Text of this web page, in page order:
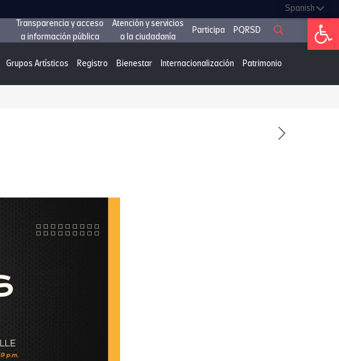
Abrir
Transparencia y acceso
a información pública
Atención y servicios
a la ciudadanía
Participa PQRSD
Grupos Artísticos Registro Bienestar Internacionalización Patrimonio